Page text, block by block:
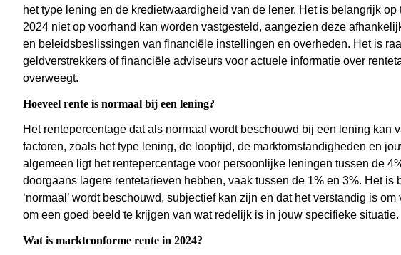
het type lening en de kredietwaardigheid van de lener. Het is belangrijk
2024 niet op voorhand kan worden vastgesteld, aangezien deze
en beleidsbeslissingen van financiële instellingen en overheden. Het is
geldverstrekkers of financiële adviseurs voor actuele informatie over
overweegt.
Hoeveel rente is normaal bij een lening?
Het rentepercentage dat als normaal wordt beschouwd bij een lening kan
factoren, zoals het type lening, de looptijd, de marktomstandigheden en
algemeen ligt het rentepercentage voor persoonlijke leningen tussen de
doorgaans lagere rentetarieven hebben, vaak tussen de 1% en 3%. Het is
‘normaal’ wordt beschouwd, subjectief kan zijn en dat het verstandig is
om een goed beeld te krijgen van wat redelijk is in jouw specifieke situatie.
Wat is marktconforme rente in 2024?